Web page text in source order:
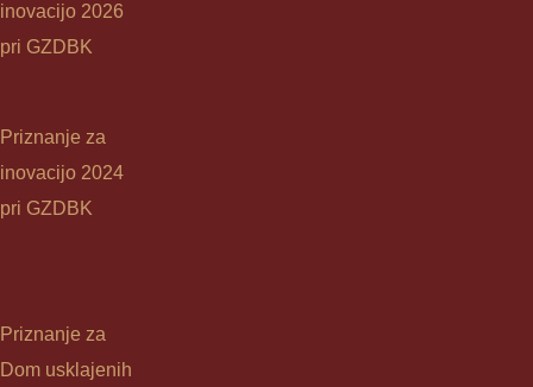
inovacijo 2026
pri GZDBK
Priznanje za
inovacijo 2024
pri GZDBK
Priznanje za
Dom usklajenih